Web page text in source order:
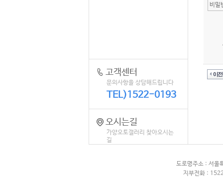
도로명주소 : 서울
지부전화 :
고객센터
문의사항을 상담해드립니다
TEL)1522-0193
오시는길
가양오토갤러리 찾아오시는
길